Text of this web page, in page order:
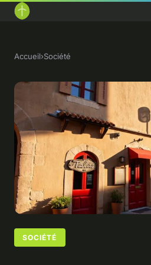
Accueil›Société
SOCIÉTÉ